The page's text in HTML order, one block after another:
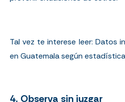
Tal vez te interese leer: Datos
en Guatemala según
4. Observa sin juzgar